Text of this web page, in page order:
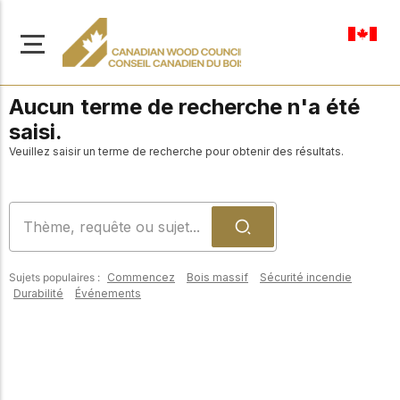
Accédez à un large
À propos de nous
Apprenez-en davantage
sur notre mission visant à
construction en bois
Aucun terme de recherche n'a été
saisi.
Veuillez saisir un terme de recherche pour obtenir des résultats.
Sujets populaires : Commencez Bois massif
Sécurité incendie
Durabilité
Événements